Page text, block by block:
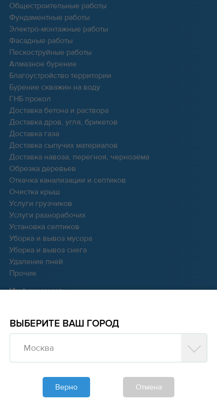
Общестроительные работы
Фундаментные работы
Электро-монтажные работы
Фасадные работы
Пескоструйные работы
Алмазное бурение
Благоустройство территории
Бурение скважин на воду
ГНБ прокол
Доставка бетона и раствора
Доставка дров, угля, брикетов
Доставка газа
Доставка сыпучих материалов
Доставка навоза, перегноя, чернозёма
Обрезка деревьев
Откачка канализации и септиков
Очистка крыш
Услуги грузчиков
Услуги разнорабочих
Установка септиков
Уборка и вывоз мусора
Уборка и вывоз снега
Удаление пней
Прочие
Информация
Ответы на частозадаваемые вопросы
Пользовательское соглашение
Политика конфиденциальности
Регламент пользования сервисом
Значки отличий
ВЫБЕРИТЕ ВАШ ГОРОД
Москва
Верно Отмена